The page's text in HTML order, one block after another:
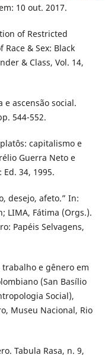
10 out. 2017.
of Restricted
& Sex: Black
& Class, Vol. 14,
e ascensão social.
544-552.
platôs: capitalismo e
Guerra Neto e
34, 1995.
desejo, afeto.” In:
LIMA, Fátima (Orgs.).
Papéis Selvagens,
trabalho e gênero em
(San Basílio
Social),
Museu Nacional, Rio
Tabula Rasa, n. 9,